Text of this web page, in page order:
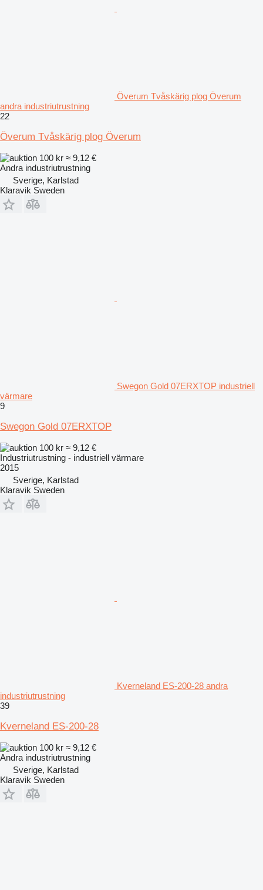
Överum Tvåskärig plog Överum
andra industriutrustning
22
Överum Tvåskärig plog Överum
100 kr ≈ 9,12 €
Andra industriutrustning
Sverige, Karlstad
Klaravik Sweden
Swegon Gold 07ERXTOP industriell
värmare
9
Swegon Gold 07ERXTOP
100 kr ≈ 9,12 €
Industriutrustning - industriell värmare
2015
Sverige, Karlstad
Klaravik Sweden
Kverneland ES-200-28 andra
industriutrustning
39
Kverneland ES-200-28
100 kr ≈ 9,12 €
Andra industriutrustning
Sverige, Karlstad
Klaravik Sweden